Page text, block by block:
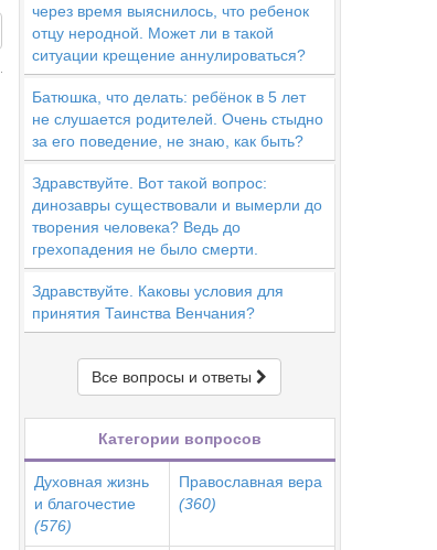
через время выяснилось, что ребенок
отцу неродной. Может ли в такой
ситуации крещение аннулироваться?
Батюшка, что делать: ребёнок в 5 лет
не слушается родителей. Очень стыдно
за его поведение, не знаю, как быть?
Здравствуйте. Вот такой вопрос:
динозавры существовали и вымерли до
творения человека? Ведь до
грехопадения не было смерти.
Здравствуйте. Каковы условия для
принятия Таинства Венчания?
Все вопросы и ответы
Категории вопросов
Духовная жизнь
и благочестие
(576)
Православная вера
(360)